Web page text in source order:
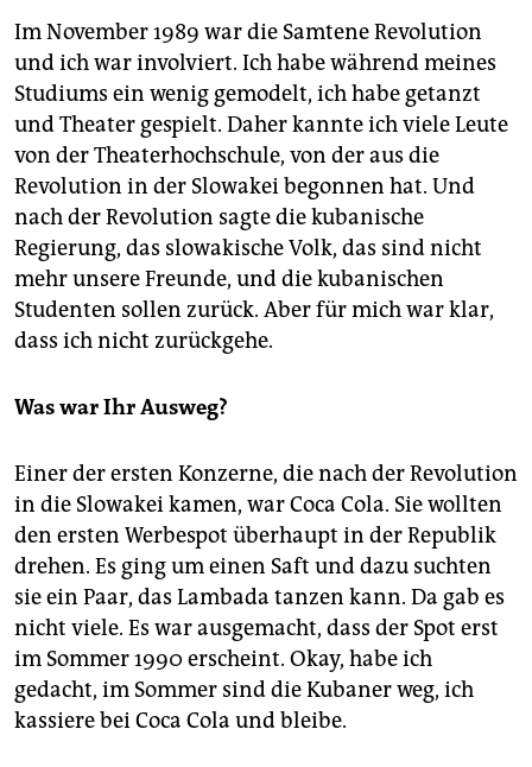
Im November 1989 war die Samtene Revolution
und ich war involviert. Ich habe während meines
Studiums ein wenig gemodelt, ich habe getanzt
und Theater gespielt. Daher kannte ich viele Leute
von der Theaterhochschule, von der aus die
Revolution in der Slowakei begonnen hat. Und
nach der Revolution sagte die kubanische
Regierung, das slowakische Volk, das sind nicht
mehr unsere Freunde, und die kubanischen
Studenten sollen zurück. Aber für mich war klar,
dass ich nicht zurückgehe.
Was war Ihr Ausweg?
Einer der ersten Konzerne, die nach der Revolution
in die Slowakei kamen, war Coca Cola. Sie wollten
den ersten Werbespot überhaupt in der Republik
drehen. Es ging um einen Saft und dazu suchten
sie ein Paar, das Lambada tanzen kann. Da gab es
nicht viele. Es war ausgemacht, dass der Spot erst
im Sommer 1990 erscheint. Okay, habe ich
gedacht, im Sommer sind die Kubaner weg, ich
kassiere bei Coca Cola und bleibe.